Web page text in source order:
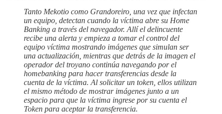
Tanto Mekotio como Grandoreiro, una vez que infectan
un equipo, detectan cuando la víctima abre su Home
Banking a través del navegador. Allí el delincuente
recibe una alerta y empieza a tomar el control del
equipo víctima mostrando imágenes que simulan ser
una actualización, mientras que detrás de la imagen el
operador del troyano continúa navegando por el
homebanking para hacer transferencias desde la
cuenta de la víctima. Al solicitar un token, ellos utilizan
el mismo método de mostrar imágenes junto a un
espacio para que la víctima ingrese por su cuenta el
Token para aceptar la transferencia.